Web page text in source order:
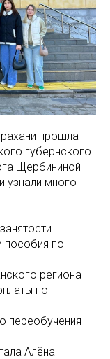
прошла
губернского
Щербининой
узнали много
пособия по
региона
по
переобучения
Алёна